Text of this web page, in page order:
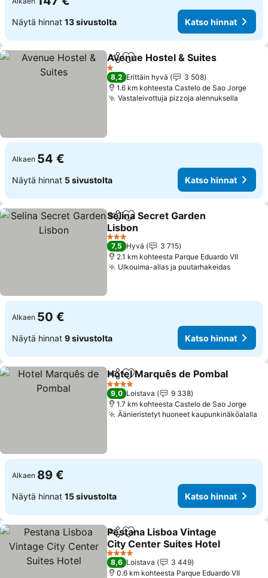
Näytä hinnat 13 sivustolta Katso hinnat
Jaa Lisää suosikkeihin
Avenue Hostel & Suites
1 Tähtiluokitus
8,2 Erittäin hyvä
3 508
1.6 km kohteesta Castelo de Sao Jorge
Vastaleivottuja pizzoja alennuksella
Alkaen 54 €
Näytä hinnat 5 sivustolta Katso hinnat
Jaa Lisää suosikkeihin
Selina Secret Garden
Lisbon
3 Tähtiluokitus
7,5 Hyvä
3 715
2.1 km kohteesta Parque Eduardo VII
Ulkouima-allas ja puutarhakeidas
Alkaen 50 €
Näytä hinnat 9 sivustolta Katso hinnat
Jaa Lisää suosikkeihin
Hotel Marquês de Pombal
4 Tähtiluokitus
9,0 Loistava
9 338
1.7 km kohteesta Castelo de Sao Jorge
Äänieristetyt huoneet kaupunkinäköalalla
Alkaen 89 €
Näytä hinnat 15 sivustolta Katso hinnat
Jaa Lisää suosikkeihin
Pestana Lisboa Vintage
City Center Suites Hotel
4 Tähtiluokitus
8,6 Loistava
3 449
0.6 km kohteesta Parque Eduardo VII